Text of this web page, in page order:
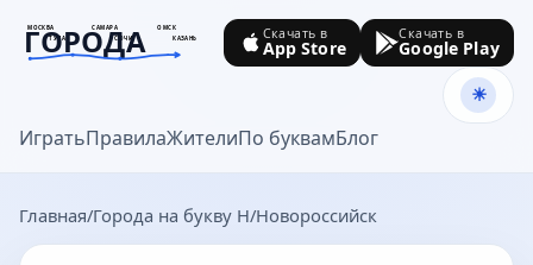
МОСКВА САМАРА
ОМСК
ТУЛА
СОЧИ КАЗАНЬ
ГОРОДА
goroda-na.ru
ИгратьПравилаЖителиПо буквамБлог
Скачать в
App Store
Скачать в
Google Play
Главная Города на букву Н Новороссийск